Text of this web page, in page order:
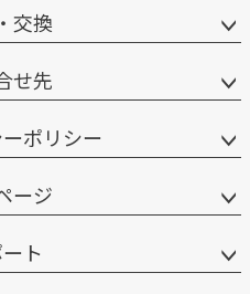
交換
せ先
ポリシー
ージ
ト